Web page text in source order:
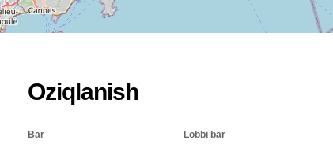
Oziqlanish
Bar Lobbi bar